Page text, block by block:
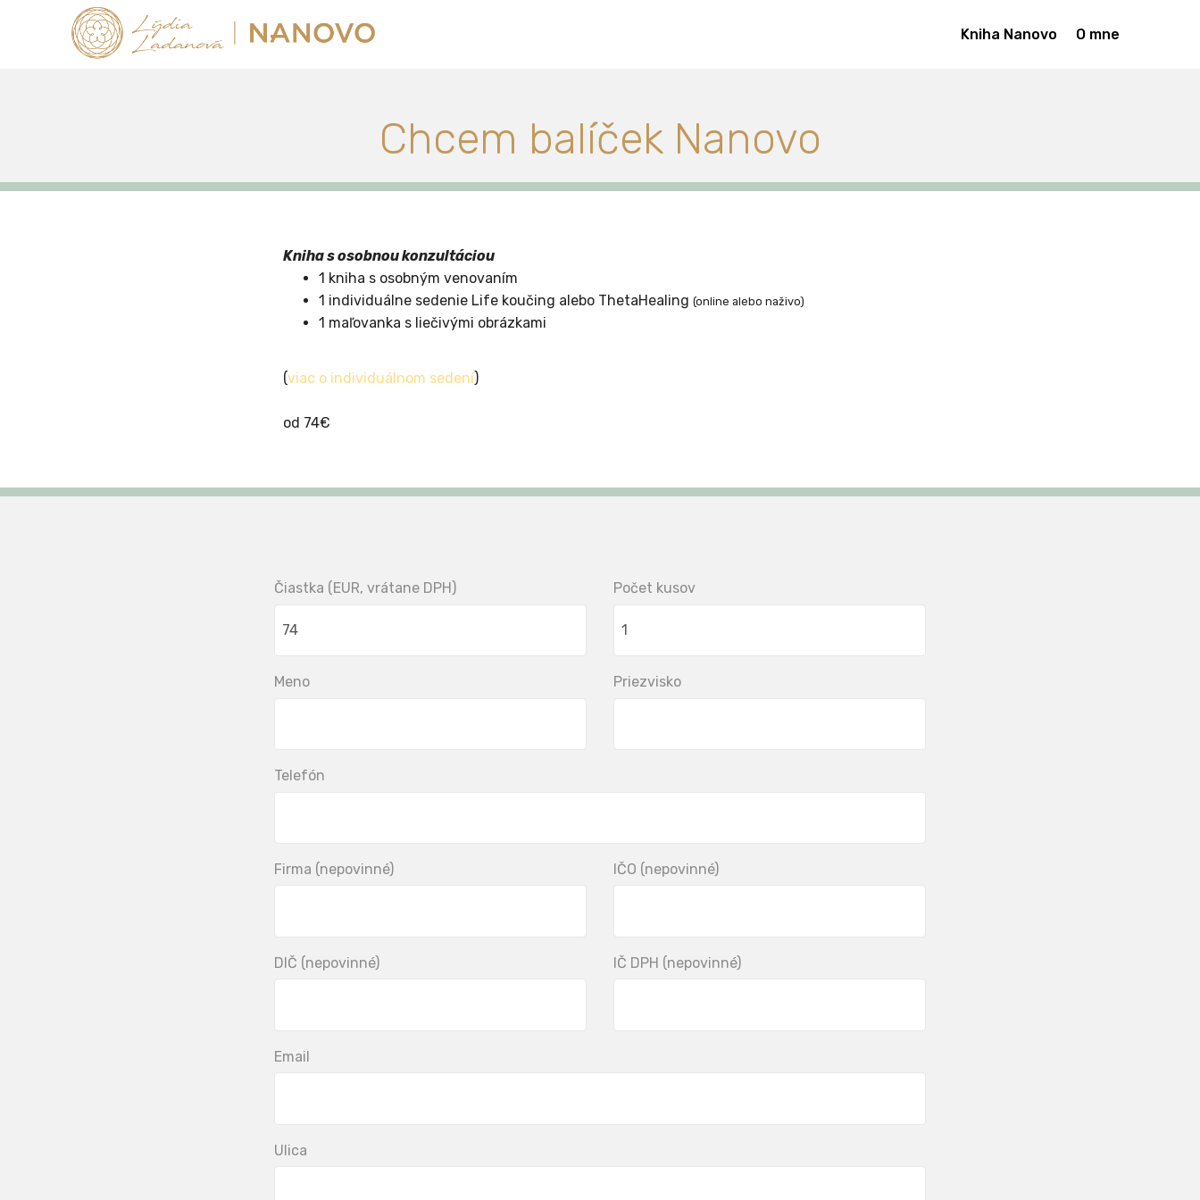
Kniha Nanovo O mne
Chcem balíček Nanovo
Kniha s osobnou konzultáciou
1 kniha s osobným venovaním
1 individuálne sedenie Life koučing alebo ThetaHealing (online alebo naživo)
1 maľovanka s liečivými obrázkami
(viac o individuálnom sedení)
od 74€
Čiastka (EUR, vrátane DPH) Počet kusov
Meno Priezvisko
Telefón
Firma (nepovinné) IČO (nepovinné)
DIČ (nepovinné) IČ DPH (nepovinné)
Email
Ulica